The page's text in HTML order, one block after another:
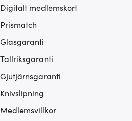
Digitalt medlemskort
Prismatch
Glasgaranti
Tallriksgaranti
Gjutjärnsgaranti
Knivslipning
Medlemsvillkor